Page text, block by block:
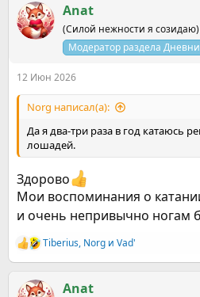
к
ц
и
Anat
(Силой нежности я созидаю)
Модератор раздела
12 Июн 2026
Norg написал(а):
Да я два-три раза в год катаюсь
лошадей.
Здорово
Мои воспоминания о
и очень непривычно ногам
Р
е
к
Tiberius, Norg и Vad'
Anat